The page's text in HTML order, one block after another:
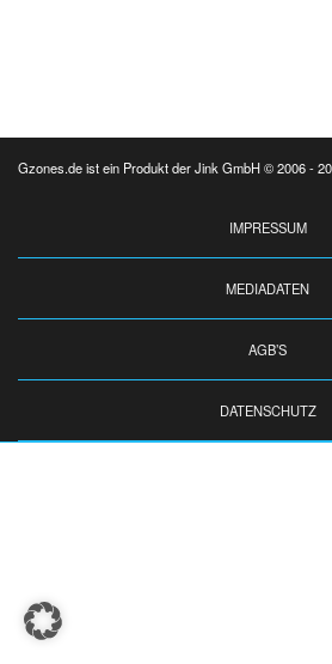
Gzones.de ist ein Produkt der Jink GmbH © 2006 -
IMPRESSUM
MEDIADATEN
AGB’S
DATENSCHUTZ